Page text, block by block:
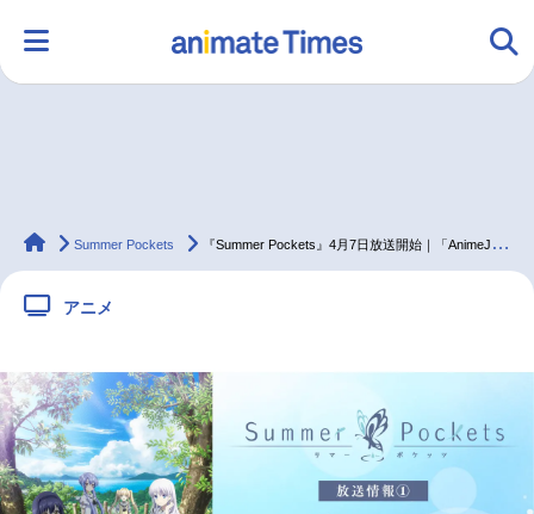
ラジオ みんなの声 グッズ 映画
2.5次元 配信・Vtuber 無料マンガ
最新記事一覧
animateTimes
Summer Pockets 『Summer Pockets』4月7日放送開始｜「AnimeJapan 2025」に千葉翔也ら出演
アニメ